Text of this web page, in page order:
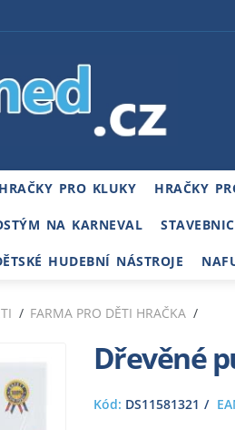
HRAČKY PRO KLUKY HRAČKY
NA KARNEVAL
HUDEBNÍ NÁSTROJE
FARMA PRO DĚTI HRAČKA
Dřevěné
Kód: DS11581321